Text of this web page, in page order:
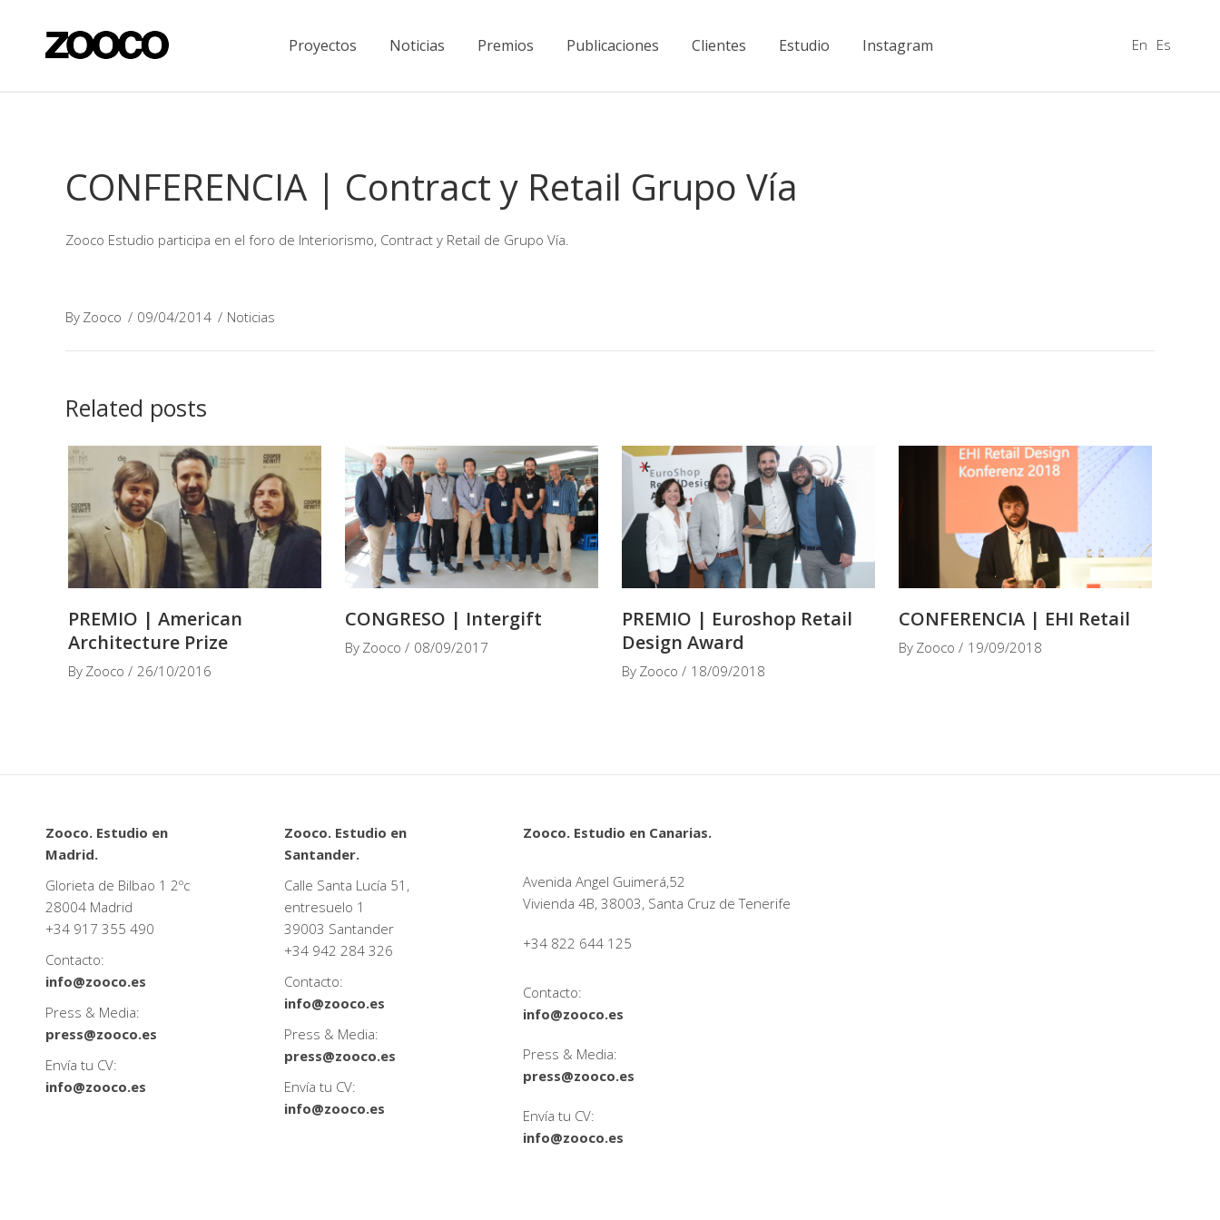
Proyectos Noticias Premios Publicaciones Clientes Estudio Instagram En Es
CONFERENCIA | Contract y Retail Grupo Vía
Zooco Estudio participa en el foro de Interiorismo, Contract y Retail de Grupo Vía.
By Zooco 09/04/2014 Noticias
Related posts
PREMIO | American
Architecture Prize
By Zooco 26/10/2016
CONGRESO | Intergift
By Zooco 08/09/2017
PREMIO | Euroshop Retail
Design Award
By Zooco 18/09/2018
CONFERENCIA | EHI Retail
By Zooco 19/09/2018
Zooco. Estudio en
Madrid.
Glorieta de Bilbao 1 2ºc
28004 Madrid
+34 917 355 490
Contacto:
info@zooco.es
Press & Media:
press@zooco.es
Envía tu CV:
info@zooco.es
Zooco. Estudio en
Santander.
Calle Santa Lucía 51,
entresuelo 1
39003 Santander
+34 942 284 326
Contacto:
info@zooco.es
Press & Media:
press@zooco.es
Envía tu CV:
info@zooco.es
Zooco. Estudio en Canarias.
Avenida Angel Guimerá,52
Vivienda 4B, 38003, Santa Cruz de Tenerife
+34 822 644 125
Contacto:
info@zooco.es
Press & Media:
press@zooco.es
Envía tu CV:
info@zooco.es